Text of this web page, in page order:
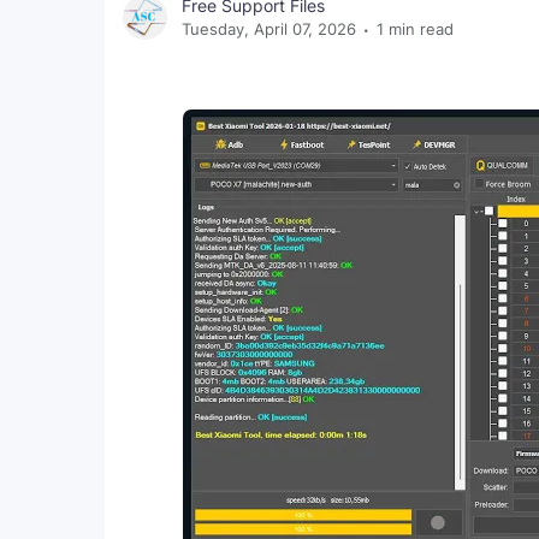
Free Support Files
Tuesday, April 07, 2026 1 min read